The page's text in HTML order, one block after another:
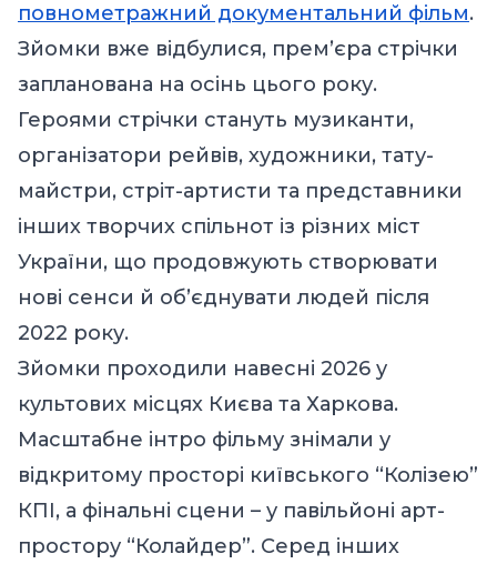
повнометражний документальний фільм.
Зйомки вже відбулися, премʼєра стрічки
запланована на осінь цього року.
Героями стрічки стануть музиканти,
організатори рейвів, художники, тату-
майстри, стріт-артисти та представники
інших творчих спільнот із різних міст
України, що продовжують створювати
нові сенси й об’єднувати людей після
2022 року.
Зйомки проходили навесні 2026 у
культових місцях Києва та Харкова.
Масштабне інтро фільму знімали у
відкритому просторі київського “Колізею”
КПІ, а фінальні сцени – у павільйоні арт-
простору “Колайдер”. Серед інших